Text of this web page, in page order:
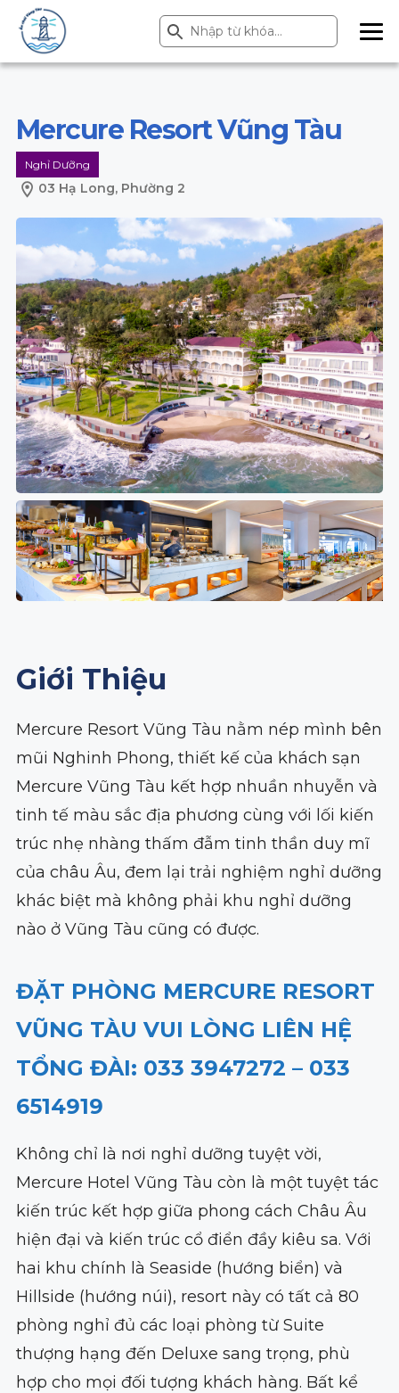
Search
for:
Search Button
ME
NU
Mercure Resort Vũng Tàu
Nghỉ Dưỡng
03 Hạ Long, Phường 2
Giới Thiệu
Mercure Resort Vũng Tàu nằm nép mình bên
mũi Nghinh Phong, thiết kế của khách sạn
Mercure Vũng Tàu kết hợp nhuần nhuyễn và
tinh tế màu sắc địa phương cùng với lối kiến
trúc nhẹ nhàng thấm đẫm tinh thần duy mĩ
của châu Âu, đem lại trải nghiệm nghỉ dưỡng
khác biệt mà không phải khu nghỉ dưỡng
nào ở Vũng Tàu cũng có được.
ĐẶT PHÒNG MERCURE RESORT
VŨNG TÀU VUI LÒNG LIÊN HỆ
TỔNG ĐÀI: 033 3947272 – 033
6514919
Không chỉ là nơi nghỉ dưỡng tuyệt vời,
Mercure Hotel Vũng Tàu còn là một tuyệt tác
kiến trúc kết hợp giữa phong cách Châu Âu
hiện đại và kiến trúc cổ điển đầy kiêu sa. Với
hai khu chính là Seaside (hướng biển) và
Hillside (hướng núi), resort này có tất cả 80
phòng nghỉ đủ các loại phòng từ Suite
thượng hạng đến Deluxe sang trọng, phù
hợp cho mọi đối tượng khách hàng. Bất kể